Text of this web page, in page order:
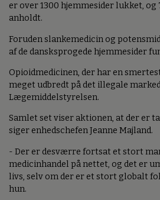
er over 1300 hjemmesider lukket,
anholdt.
Foruden slankemedicin og
af de dansksprogede hjemmesider
Opioidmedicinen, der har en
meget udbredt på det illegale
Lægemiddelstyrelsen.
Samlet set viser aktionen, at der er
siger enhedschefen Jeanne Majland.
- Der er desværre fortsat et stort
medicinhandel på nettet, og det er
livs, selv om der er et stort globalt
hun.